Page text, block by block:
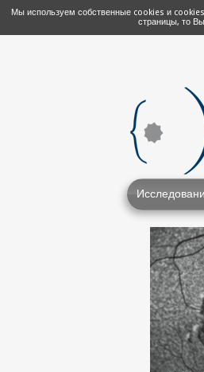
Мы используем собственные cookies и
страницы, то